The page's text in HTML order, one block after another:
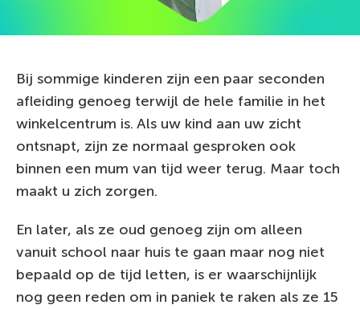
Bij sommige kinderen zijn een paar seconden
afleiding genoeg terwijl de hele familie in het
winkelcentrum is. Als uw kind aan uw zicht
ontsnapt, zijn ze normaal gesproken ook
binnen een mum van tijd weer terug. Maar toch
maakt u zich zorgen.
En later, als ze oud genoeg zijn om alleen
vanuit school naar huis te gaan maar nog niet
bepaald op de tijd letten, is er waarschijnlijk
nog geen reden om in paniek te raken als ze 15